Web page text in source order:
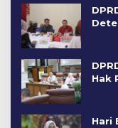
Hak
Hari